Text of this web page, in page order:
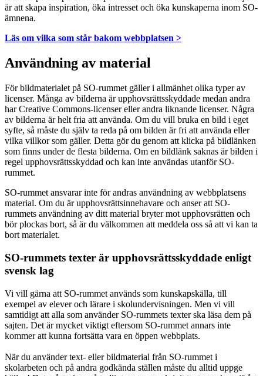
är att skapa inspiration, öka intresset och öka kunskaperna inom SO-
ämnena.
Läs om vilka som står bakom webbplatsen >
Användning av material
För bildmaterialet på SO-rummet gäller i allmänhet olika typer av
licenser. Många av bilderna är upphovsrättsskyddade medan andra
har Creative Commons-licenser eller andra liknande licenser. Några
av bilderna är helt fria att använda. Om du vill bruka en bild i eget
syfte, så måste du själv ta reda på om bilden är fri att använda eller
vilka villkor som gäller. Detta gör du genom att klicka på bildlänken
som finns under de flesta bilderna. Om en bildlänk saknas är bilden i
regel upphovsrättsskyddad och kan inte användas utanför SO-
rummet.
SO-rummet ansvarar inte för andras användning av webbplatsens
material. Om du är upphovsrättsinnehavare och anser att SO-
rummets användning av ditt material bryter mot upphovsrätten och
bör plockas bort, så är du välkommen att meddela oss så att vi kan ta
bort materialet.
SO-rummets texter är upphovsrättsskyddade enligt
svensk lag
Vi vill gärna att SO-rummet används som kunskapskälla, till
exempel av elever och lärare i skolundervisningen. Men vi vill
samtidigt att alla som använder SO-rummets texter ska läsa dem på
sajten. Det är mycket viktigt eftersom SO-rummet annars inte
kommer att kunna fortsätta vara en öppen webbplats.
När du använder text- eller bildmaterial från SO-rummet i
skolarbeten och på andra godkända ställen måste du alltid uppge